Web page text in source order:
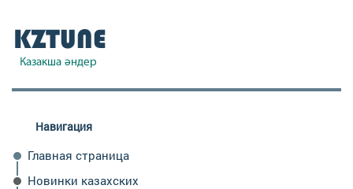
Навигация
Главная страница
Новинки казахских